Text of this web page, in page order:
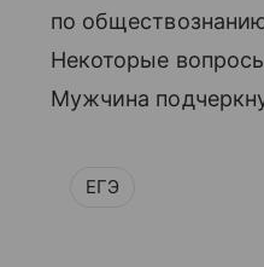
по
Некоторые
Мужчина
ЕГЭ